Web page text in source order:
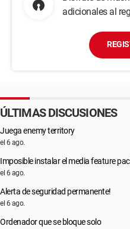
adicionales al
ÚLTIMAS DISCUSIONES
Juega enemy territory
el 6 ago.
Imposible instalar el media feature
el 6 ago.
Alerta de seguridad permanente!
el 6 ago.
Ordenador que se bloque solo